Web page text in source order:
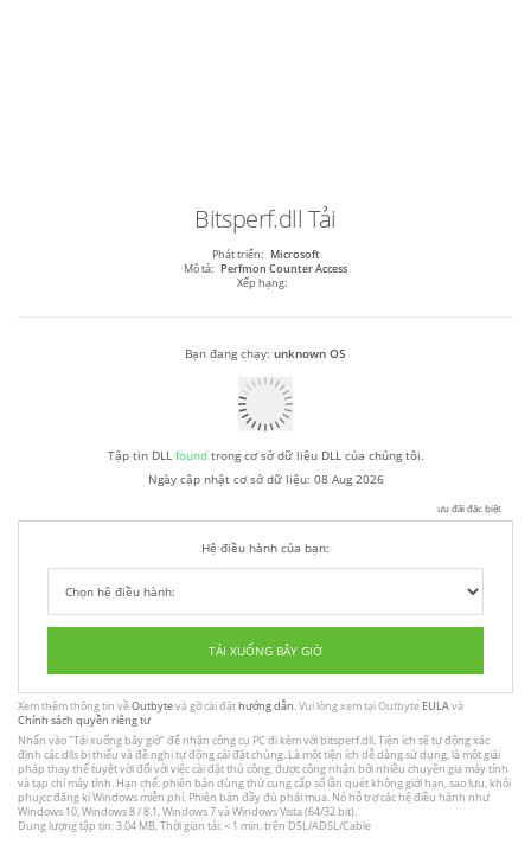
Bitsperf.dll Tải
Phát triển: Microsoft
Mô tả: Perfmon Counter Access
Xếp hạng:
Bạn đang chạy: unknown OS
Tập tin DLL foundtrong cơ sở dữ liệu DLL của chúng tôi.
Ngày cập nhật cơ sở dữ liệu: 08 Aug 2026
ưu đãi đặc biệt
Hệ điều hành của bạn:
TẢI XUỐNG BÂY GIỜ
Xem thêm thông tin vềOutbytevà gỡ cài đặthướng dẫn. Vui lòng xem tại Outbyte EULAvà
Chính sách quyền riêng tư
Nhấn vào"Tải xuống bây giờ" để nhận công cụ PC đi kèm với bitsperf.dll. Tiện ích sẽ tự động xác
định các dlls bị thiếu và đề nghị tự động cài đặt chúng. Là một tiện ích dễ dàng sử dụng, là một giải
pháp thay thế tuyệt vời đối với việc cài đặt thủ công, được công nhận bởi nhiều chuyên gia máy tính
và tạp chí máy tính. Hạn chế: phiên bản dùng thử cung cấp số lần quét không giới hạn, sao lưu, khôi
phujcc đăng kí Windows miễn phí. Phiên bản đầy đủ phải mua. Nó hỗ trợ các hệ điều hành như
Windows 10, Windows 8 / 8.1, Windows 7 và Windows Vista (64/32 bit).
Dung lượng tập tin: 3.04 MB, Thời gian tải: < 1 min. trên DSL/ADSL/Cable